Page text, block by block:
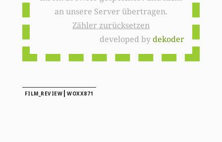
an unsere Server übertragen.
Zähler zurücksetzen
developed bydekoder
FILM_REVIEW |WOXX871